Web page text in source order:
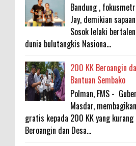
Bandung ,
Jay, demikian
Sosok lelaki
dunia bulutangkis Nasiona...
200 KK Beroangin
Bantuan Sembako
Polman, FMS -
Masdar,
gratis kepada 200 KK yang kurang
Beroangin dan Desa...